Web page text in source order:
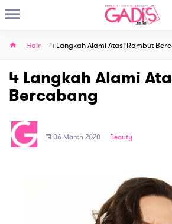
Hair 4 Langkah Alami Atasi Rambut
4 Langkah Alami
Bercabang
06 March 2020 Beauty